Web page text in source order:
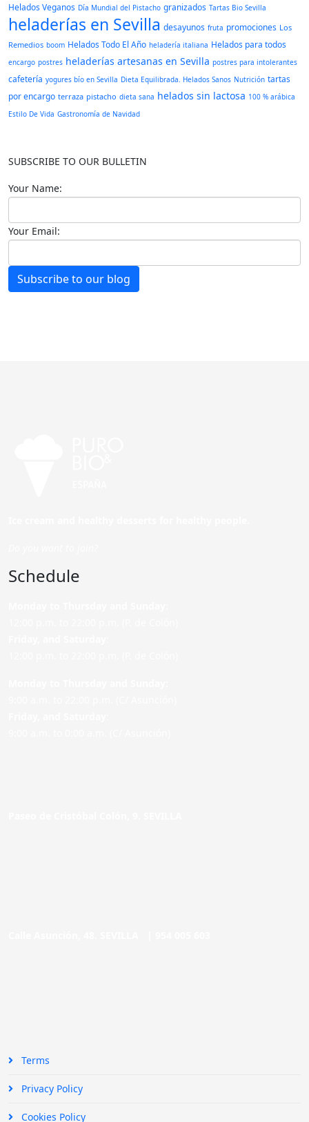
Helados Veganos Día Mundial del Pistacho granizados Tartas Bio Sevilla
heladerías en Sevilla desayunos fruta promociones Los
Remedios boom Helados Todo El Año heladería italiana Helados para todos
encargo postres heladerías artesanas en Sevilla postres para intolerantes
cafetería yogures bío en Sevilla Dieta Equilibrada. Helados Sanos Nutrición tartas
por encargo terraza pistacho dieta sana helados sin lactosa 100 % arábica
Estilo De Vida Gastronomía de Navidad
SUBSCRIBE TO OUR BULLETIN
Your Name:
Your Email:
Subscribe to our blog
Schedule
Terms
Privacy Policy
Cookies Policy